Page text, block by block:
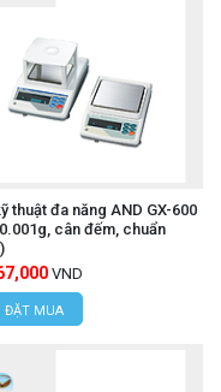
thuật đa năng AND GX-600
cân đếm, chuẩn
VND
ĐẶT MUA